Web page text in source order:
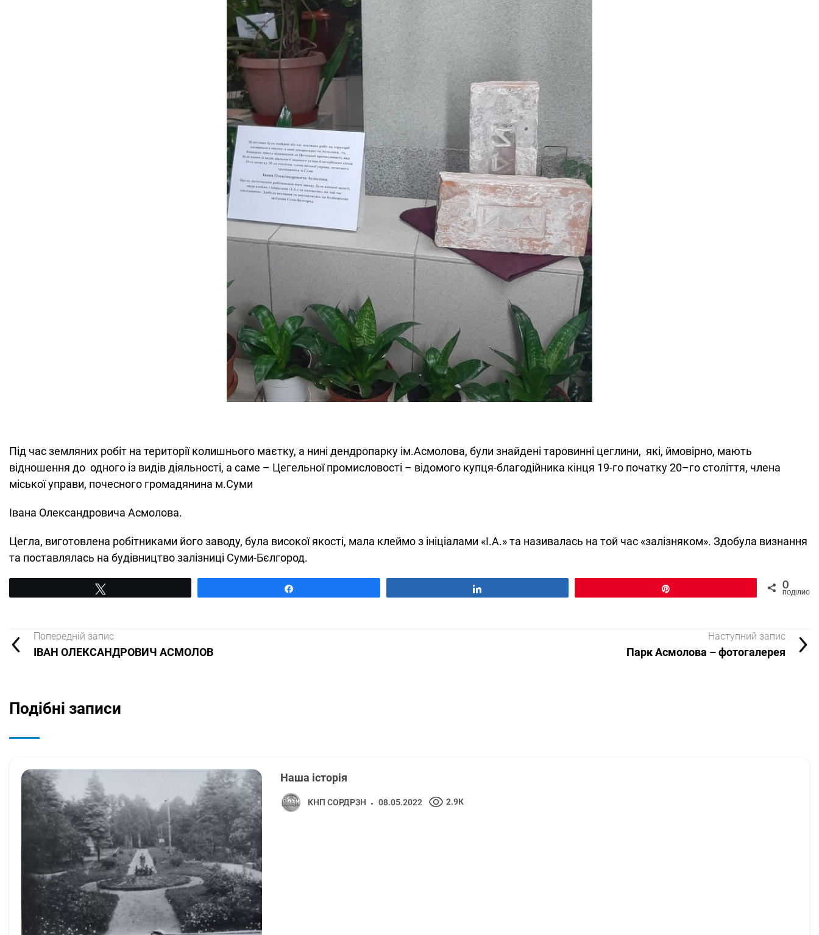
Під час земляних робіт на території колишнього маєтку, а нині дендропарку ім.Асмолова, були знайдені таровинні цеглини, які, ймовірно, мають
відношення до одного із видів діяльності, а саме – Цегельної промисловості – відомого купця-благодійника кінця 19-го початку 20–го століття, члена
міської управи, почесного громадянина м.Суми
Івана Олександровича Асмолова.
Цегла, виготовлена робітниками його заводу, була високої якості, мала клеймо з ініціалами «І.А.» та називалась на той час «залізняком». Здобула визнання
та поставлялась на будівництво залізниці Суми-Бєлгород.
0
ПОДІЛИСЬ
Попередній запис
ІВАН ОЛЕКСАНДРОВИЧ АСМОЛОВ
Наступний запис
Парк Асмолова – фотогалерея
Подібні записи
Наша історія
КНП СОРДРЗН 08.05.2022 2.9К